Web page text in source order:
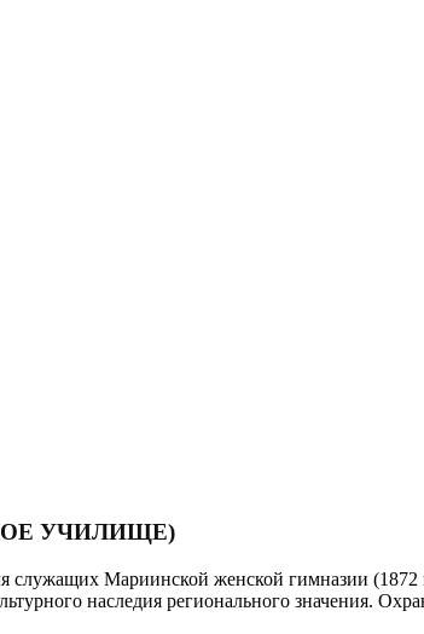
УЧИЛИЩЕ)
Мариинской женской гимназии (1872
наследия регионального значения.